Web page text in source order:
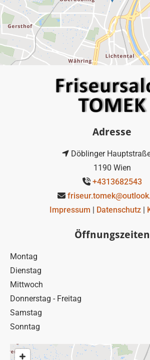
Adresse
 Döblinger
1190 Wien
 +4313682543

Impressum | Datenschutz |
Öffnungszeiten
Montag
Dienstag
Mittwoch
Donnerstag - Freitag
Samstag
Sonntag